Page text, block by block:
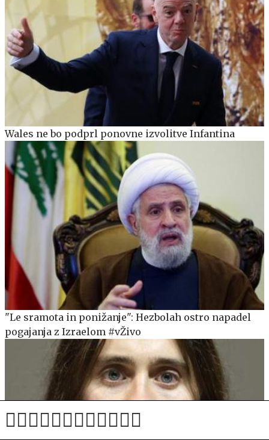
Wales ne bo podprl ponovne izvolitve Infantina
"Le sramota in ponižanje": Hezbolah ostro napadel
pogajanja z Izraelom #vŽivo